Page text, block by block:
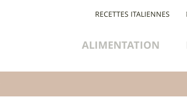
ALIMENTATION
RECETTES ITALIENNES